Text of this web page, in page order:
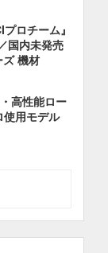
ロチーム』
国内未発売
機材
高性能ロー
使用モデル